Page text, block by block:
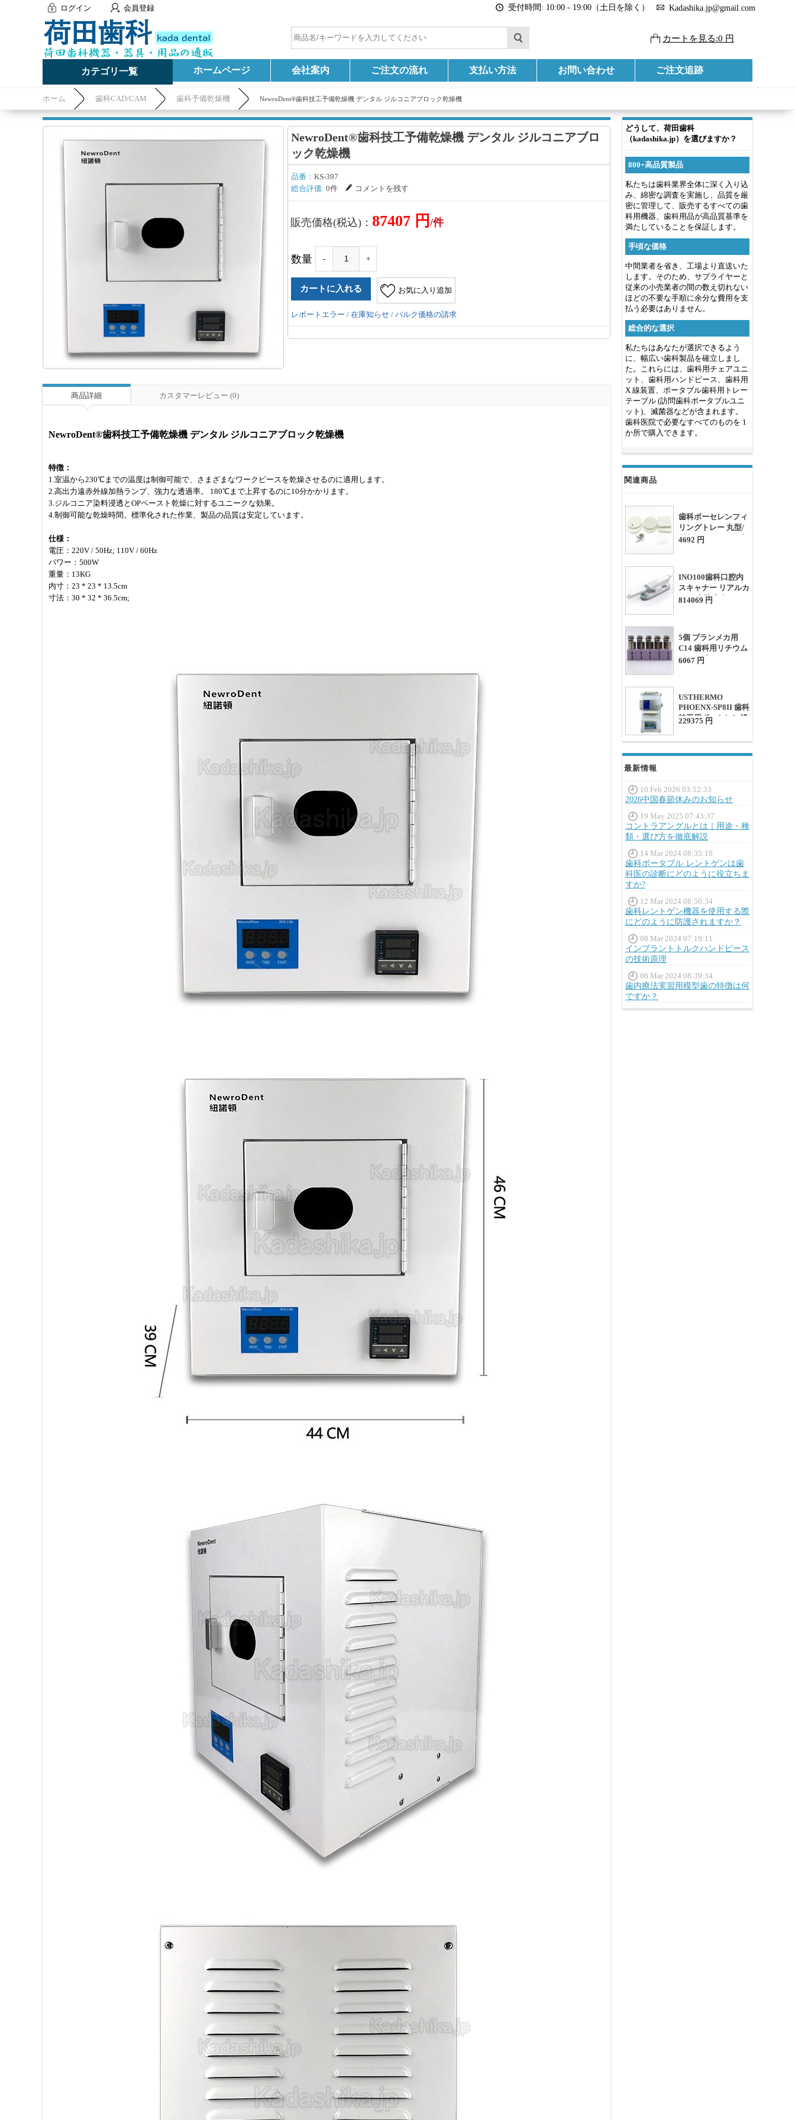
ログイン 会員登録 受付時間: 10:00 - 19:00（土日を除く） Kadashika.jp@gmail.com
カートを見る:0 円
カテゴリ一覧 ホームページ 会社案内 ご注文の流れ 支払い方法 お問い合わせ ご注文追跡
ホーム 歯科CAD/CAM 歯科予備乾燥機 NewroDent®歯科技工予備乾燥機 デンタル ジルコニアブロック乾燥機
どうして、荷田歯科
（kadashika.jp）を選びますか？
800+高品質製品
私たちは歯科業界全体に深く入り込
み、綿密な調査を実施し、品質を厳
密に管理して、販売するすべての歯
科用機器、歯科用品が高品質基準を
満たしていることを保証します。
手頃な価格
中間業者を省き、工場より直送いた
します。そのため、サプライヤーと
従来の小売業者の間の数え切れない
ほどの不要な手順に余分な費用を支
払う必要はありません。
総合的な選択
私たちはあなたが選択できるよう
に、幅広い歯科製品を確立しまし
た。これらには、歯科用チェアユニ
ット、歯科用ハンドピース、歯科用
X 線装置、ポータブル歯科用トレー
テーブル (訪問歯科ポータブルユニ
ット)、滅菌器などが含まれます。
歯科医院で必要なすべてのものを 1
か所で購入できます。
関連商品
歯科ポーセレンフィ
リングトレー 丸型/
四角 (セラミックピ
4692 円
INO100歯科口腔内
スキャナー リアルカ
ラー 光学 印象 スキ
814069 円
5個 プランメカ用
C14 歯科用リチウム
二ケイ酸セラミック
6067 円
USTHERMO
PHOENX-SP8II 歯科
技工用ポーセレン焼
ンファーネス (真空
229375 円
最新情報
10 Feb 2026 03:52:33
2026中国春節休みのお知らせ
19 May 2025 07:43:37
コントラアングルとは｜用途・種
類・選び方を徹底解説
14 Mar 2024 08:35:10
歯科ポータブル レントゲンは歯
科医の診断にどのように役立ちま
すか?
12 Mar 2024 08:50:34
歯科レントゲン機器を使用する際
にどのように防護されますか？
08 Mar 2024 07:19:11
インプラントトルクハンドピース
の技術原理
06 Mar 2024 08:39:34
歯内療法実習用模型歯の特徴は何
ですか？
NewroDent®歯科技工予備乾燥機 デンタル ジルコニアブロ
ック乾燥機
品番： KS-397
総合評価: 0件 コメントを残す
販売価格(税込)： 87407 円 /件
数量 - +
お気に入り追加
レポートエラー / 在庫知らせ / バルク価格の請求
商品詳細 カスタマーレビュー (0)
NewroDent®歯科技工予備乾燥機 デンタル ジルコニアブロック乾燥機
特徴：
1.室温から230℃までの温度は制御可能で、さまざまなワークピースを乾燥させるのに適用します。
2.高出力遠赤外線加熱ランプ、強力な透過率。 180℃まで上昇するのに10分かかります。
3.ジルコニア染料浸透とOPペースト乾燥に対するユニークな効果。
4.制御可能な乾燥時間。標準化された作業、製品の品質は安定しています。
仕様：
電圧：220V / 50Hz; 110V / 60Hz
パワー：500W
重量：13KG
内寸：23 * 23 * 13.5cm
寸法：30 * 32 * 36.5cm;